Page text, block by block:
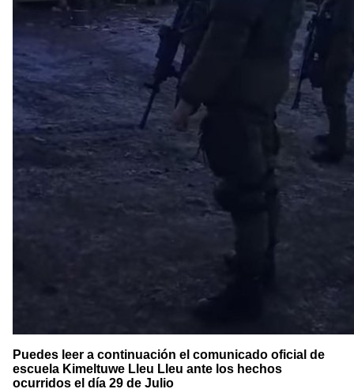
Puedes leer a continuación el comunicado oficial de
escuela Kimeltuwe Lleu Lleu ante los hechos
ocurridos el día 29 de Julio